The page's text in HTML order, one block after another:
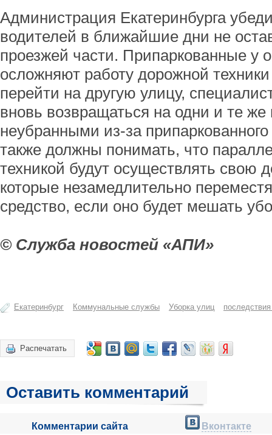
Администрация Екатеринбурга
водителей в ближайшие дни не
проезжей части. Припаркованные у
осложняют работу дорожной
перейти на другую улицу,
вновь возвращаться на одни и те
неубранными из-за
также должны понимать, что
техникой будут осуществлять свою
которые незамедлительно
средство, если оно будет мешать
© Служба новостей «АПИ»
Екатеринбург Коммунальные службы Уборка улиц
Распечатать
Оставить комментарий
Комментарии сайта Вконтакте